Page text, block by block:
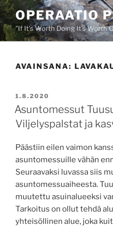
Siirry
sisältöönOPERAATIO
"If It's Worth Doing It's Worth
AVAINSANA:
JULKAISTU
1.8.2020
Asuntomessut
Viljelyspalstat ja
Päästiin eilen vaimon
asuntomessuille vähän
Seuraavaksi luvassa siis
asuntomessuaiheesta.
muutettu asuinalueeksi
Tarkoitus on ollut tehdä
yhteisöllinen alue, joka